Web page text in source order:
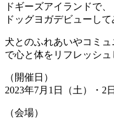
ドギーズアイランドで、
ドッグヨガデビューして
犬とのふれあいやコミ
で心と体をリフレッシュ
（開催日）
2023年7月1日（土）・2
（会場）